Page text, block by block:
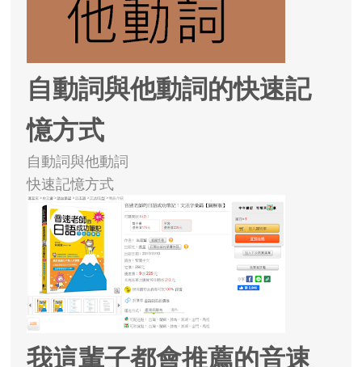
自動詞與他動詞的快速記
憶方式
自動詞與他動詞
快速記憶方式
我這輩子都會推薦的音速